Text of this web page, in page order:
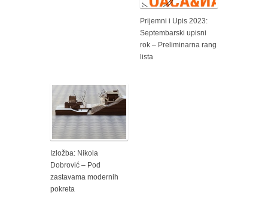
Prijemni i Upis 2023:
Septembarski upisni
rok – Preliminarna rang
lista
Izložba: Nikola
Dobrović – Pod
zastavama modernih
pokreta